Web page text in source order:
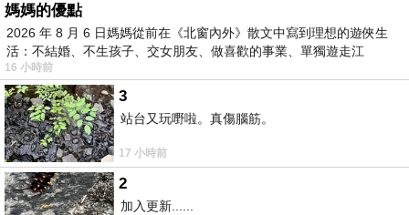
媽媽的優點
2026 年 8 月 6 日媽媽從前在《北窗內外》散文中寫到理想的遊俠生
活：不結婚、不生孩子、交女朋友、做喜歡的事業、單獨遊走江
湖⋯⋯，
16 小時前
3
站台又玩嘢啦。真傷腦筋。
17 小時前
2
加入更新......